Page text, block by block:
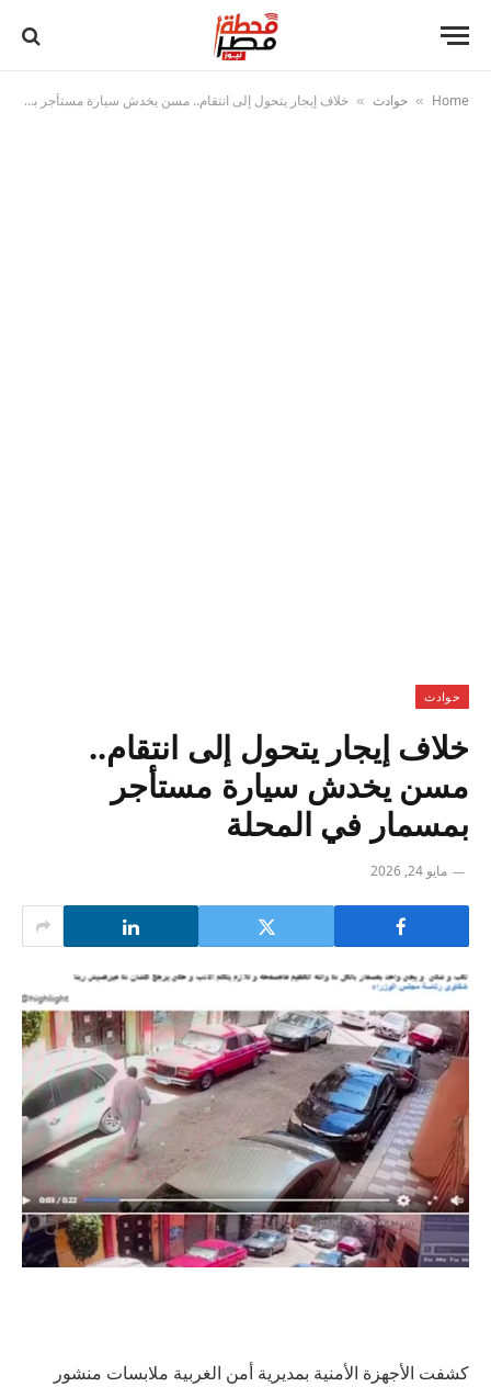
Home
» حوادث » خلاف إيجار يتحول إلى انتقام.. مسن يخدش سيارة مستأجر بمسمار في المحلة
حوادث
خلاف إيجار يتحول إلى انتقام..
مسن يخدش سيارة مستأجر
بمسمار في المحلة
مايو 24, 2026
كشفت الأجهزة الأمنية بمديرية أمن الغربية ملابسات منشور